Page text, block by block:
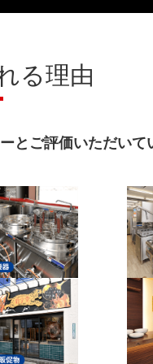
る理由
とご評価いただいて